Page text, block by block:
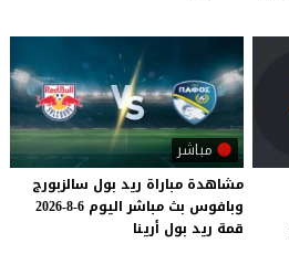
مباشر
مشاهدة مباراة ريد بول سالزبورج
وبافوس بث مباشر اليوم 6-8-2026
قمة ريد بول أرينا